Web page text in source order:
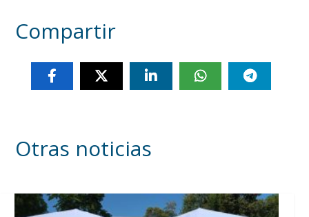
Compartir
Otras noticias